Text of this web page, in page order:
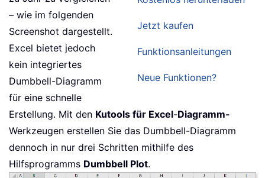
Jetzt kaufen
Funktionsanleitungen
Neue Funktionen?
– wie im folgenden
Screenshot dargestellt.
Excel bietet jedoch
kein integriertes
Dumbbell-Diagramm
für eine schnelle
Erstellung. Mit den Kutools für Excel-Diagramm-
Werkzeugen erstellen Sie das Dumbbell-Diagramm
dennoch in nur drei Schritten mithilfe des
Hilfsprogramms Dumbbell Plot.